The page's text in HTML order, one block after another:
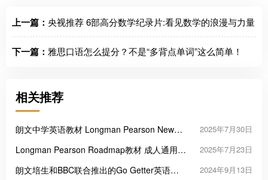
上一篇： 央视推荐 6部高分数学纪录片:看见数学的浪漫与力量
下一篇： 雅思口语怎么提分？不是“多背点单词”这么简单！
相关推荐
朗文中学英语教材 Longman Pearson New
2025年7月30日
Longman Pearson Roadmap教材 成人通用英
2025年7月23日
朗文培生和BBC联合推出的Go Getter英语教
2024年9月13日